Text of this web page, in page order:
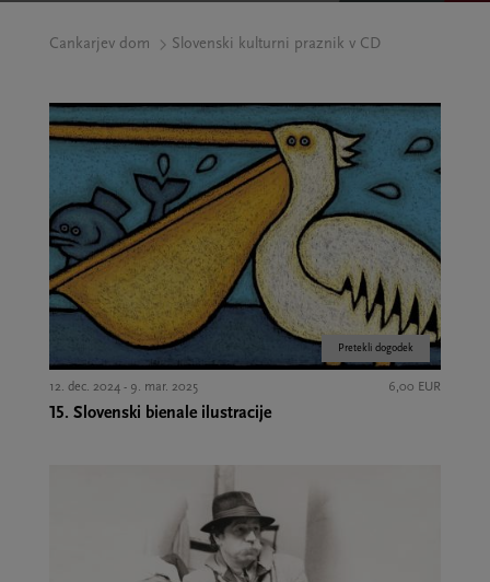
Cankarjev dom Slovenski kulturni praznik v CD
Pretekli dogodek
12. dec. 2024 - 9. mar. 2025 6,00 EUR
15. Slovenski bienale ilustracije